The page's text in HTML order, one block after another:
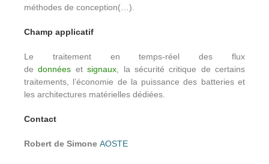
méthodes de conception(…).
Champ applicatif
Le traitement en temps-réel des flux
dedonnées etsignaux , la sécurité critique de certains
traitements, l’économie de la puissance des batteries et
les architectures matérielles dédiées.
Contact
Robert de Simone AOSTE